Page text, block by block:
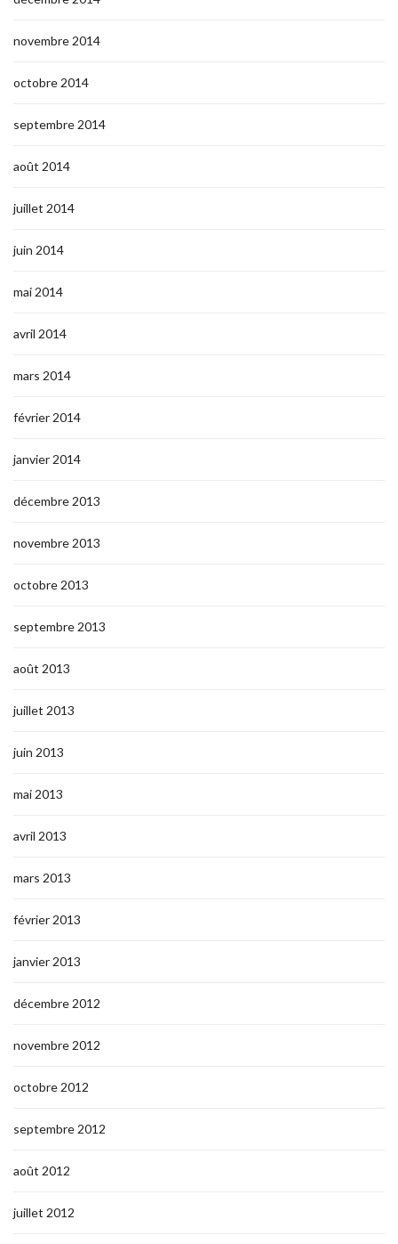
novembre 2014
octobre 2014
septembre 2014
août 2014
juillet 2014
juin 2014
mai 2014
avril 2014
mars 2014
février 2014
janvier 2014
décembre 2013
novembre 2013
octobre 2013
septembre 2013
août 2013
juillet 2013
juin 2013
mai 2013
avril 2013
mars 2013
février 2013
janvier 2013
décembre 2012
novembre 2012
octobre 2012
septembre 2012
août 2012
juillet 2012